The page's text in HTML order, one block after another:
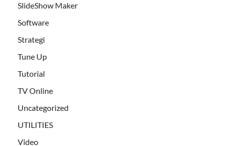
SlideShow Maker
Software
Strategi
Tune Up
Tutorial
TV Online
Uncategorized
UTILITIES
Video